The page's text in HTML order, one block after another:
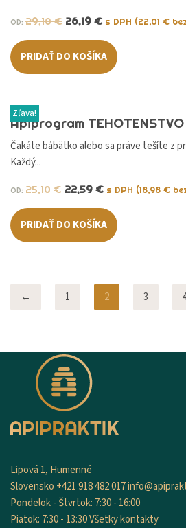
OD: 29,10€ 26,19 € s DPH (22,01 €
PRIDAŤ DO KOŠÍKA
Zľava!
Apiprogram TEHOTENSTVO
Čakáte bábätko alebo sa práve tešíte z
Každý...
OD: 25,10€ 22,59 € s DPH (18,98 €
PRIDAŤ DO KOŠÍKA
← 1 2 3
Lipová 1, Humenné
Slovensko +421 918 482 017
Pondelok - Štvrtok: 7:30 - 16:00
Piatok: 7:30 - 13:30Všetky kontakty